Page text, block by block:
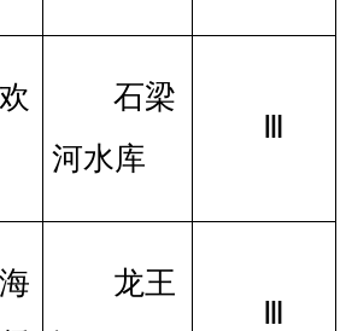
欢
石梁
河水库
海
龙王